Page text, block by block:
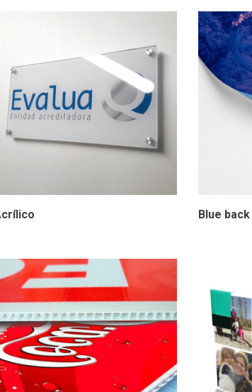
Blue back